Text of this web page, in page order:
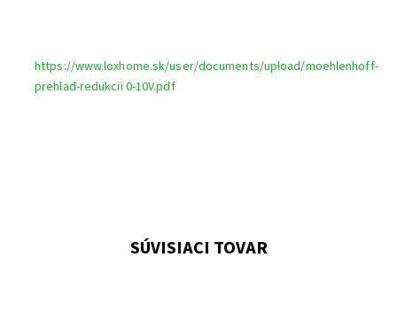
https://www.loxhome.sk/user/documents/upload/moehlenhoff-
prehlad-redukcii 0-10V.pdf
SÚVISIACI TOVAR